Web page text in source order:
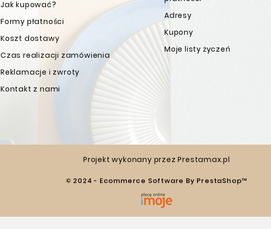
Jak kupować?
Formy płatności
Koszt dostawy
Czas realizacji zamówienia
Reklamacje i zwroty
Kontakt z nami
Adresy
Kupony
Moje listy życzeń
Projekt wykonany przezPrestamax.pl
© 2024 - Ecommerce Software By PrestaShop™